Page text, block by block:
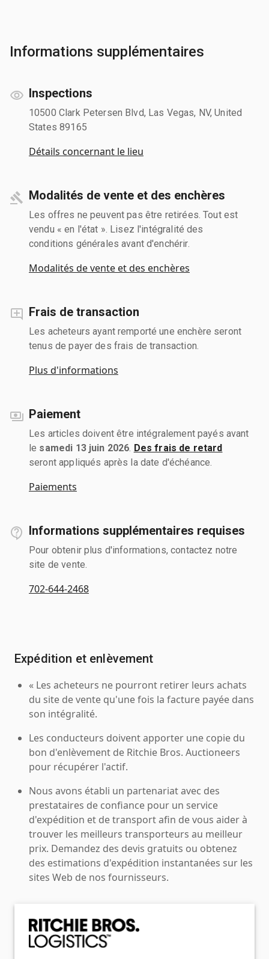
Informations supplémentaires
Inspections
10500 Clark Petersen Blvd, Las Vegas, NV, United
States 89165
Détails concernant le lieu
Modalités de vente et des enchères
Les offres ne peuvent pas être retirées. Tout est
vendu « en l'état ». Lisez l'intégralité des
conditions générales avant d'enchérir.
Modalités de vente et des enchères
Frais de transaction
Les acheteurs ayant remporté une enchère seront
tenus de payer des frais de transaction.
Plus d'informations
Paiement
Les articles doivent être intégralement payés avant
le samedi 13 juin 2026 Des frais de retard
seront appliqués après la date d'échéance.
Paiements
Informations supplémentaires requises
Pour obtenir plus d'informations, contactez notre
site de vente.
702-644-2468
Expédition et enlèvement
« Les acheteurs ne pourront retirer leurs achats
du site de vente qu'une fois la facture payée dans
son intégralité.
Les conducteurs doivent apporter une copie du
bon d'enlèvement de Ritchie Bros. Auctioneers
pour récupérer l'actif.
Nous avons établi un partenariat avec des
prestataires de confiance pour un service
d'expédition et de transport afin de vous aider à
trouver les meilleurs transporteurs au meilleur
prix. Demandez des devis gratuits ou obtenez
des estimations d'expédition instantanées sur les
sites Web de nos fournisseurs.